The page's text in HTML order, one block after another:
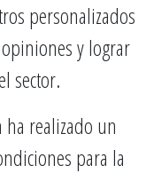
personalizados
y lograr
sector.
ha realizado un
para la